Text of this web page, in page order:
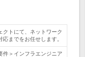
クトにて、ネットワーク
までをお任せします。
件＞インフラエンジニア